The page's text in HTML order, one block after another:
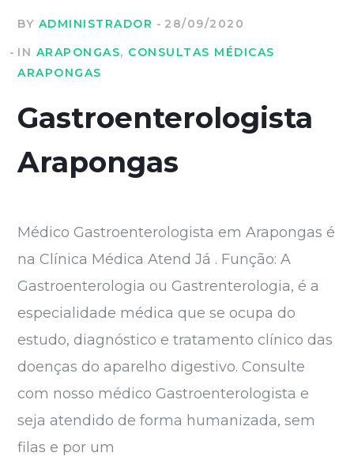
BY ADMINISTRADOR
28/09/2020
IN ARAPONGAS, CONSULTAS MÉDICAS
ARAPONGAS
Gastroenterologista
Arapongas
Médico Gastroenterologista em Arapongas é
na Clínica Médica Atend Já . Função: A
Gastroenterologia ou Gastrenterologia, é a
especialidade médica que se ocupa do
estudo, diagnóstico e tratamento clínico das
doenças do aparelho digestivo. Consulte
com nosso médico Gastroenterologista e
seja atendido de forma humanizada, sem
filas e por um